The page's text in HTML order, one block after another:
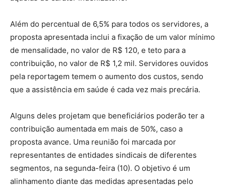
Além do percentual de 6,5% para todos os servidores, a
proposta apresentada inclui a fixação de um valor mínimo
de mensalidade, no valor de R$ 120, e teto para a
contribuição, no valor de R$ 1,2 mil. Servidores ouvidos
pela reportagem temem o aumento dos custos, sendo
que a assistência em saúde é cada vez mais precária.
Alguns deles projetam que beneficiários poderão ter a
contribuição aumentada em mais de 50%, caso a
proposta avance. Uma reunião foi marcada por
representantes de entidades sindicais de diferentes
segmentos, na segunda-feira (10). O objetivo é um
alinhamento diante das medidas apresentadas pelo